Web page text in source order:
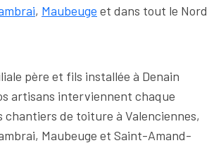
, Maubeuge et dans tout le Nord
père et fils installée à Denain
artisans interviennent chaque
chantiers de toiture à Valenciennes,
Maubeuge et Saint-Amand-